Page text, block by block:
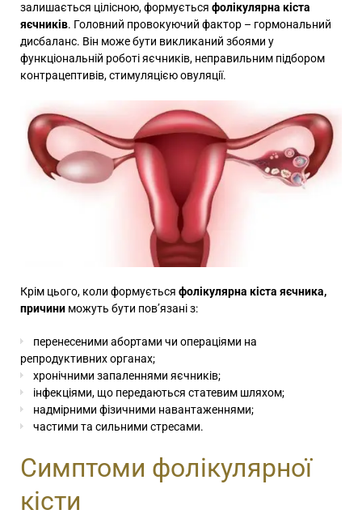
залишається цілісною, формується фолікулярна кіста
яєчників. Головний провокуючий фактор – гормональний
дисбаланс. Він може бути викликаний збоями у
функціональній роботі яєчників, неправильним підбором
контрацептивів, стимуляцією овуляції.
Крім цього, коли формується фолікулярна кіста яєчника,
причини можуть бути пов’язані з:
перенесеними абортами чи операціями на
репродуктивних органах;
хронічними запаленнями яєчників;
інфекціями, що передаються статевим шляхом;
надмірними фізичними навантаженнями;
частими та сильними стресами.
Симптоми фолікулярної
кісти